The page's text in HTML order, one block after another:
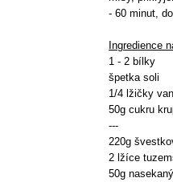
- 60 minut,
Ingredience
1 - 2 bílky
špetka soli
1/4 lžičky
50g cukru
---
220g
2 lžíce
50g